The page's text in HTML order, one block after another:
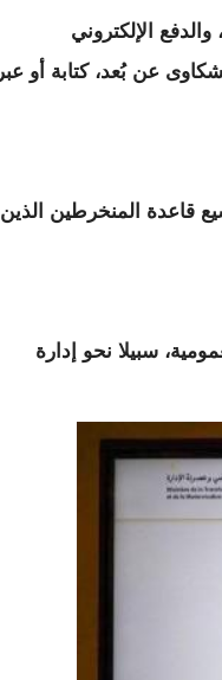
الإلكتروني
عن بُعد، كتابة أو عبر
قاعدة المنخرطين الذين
سبيلا نحو إدارة